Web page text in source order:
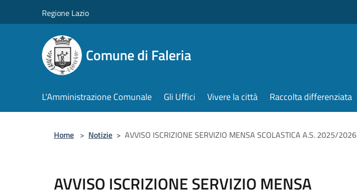
Regione Lazio
Comune di Faleria
L'Amministrazione Comunale Gli Uffici Vivere la città Raccolta differenziata
Home > Notizie > AVVISO ISCRIZIONE SERVIZIO MENSA SCOLASTICA A.S. 2025/2026
AVVISO ISCRIZIONE SERVIZIO MENSA